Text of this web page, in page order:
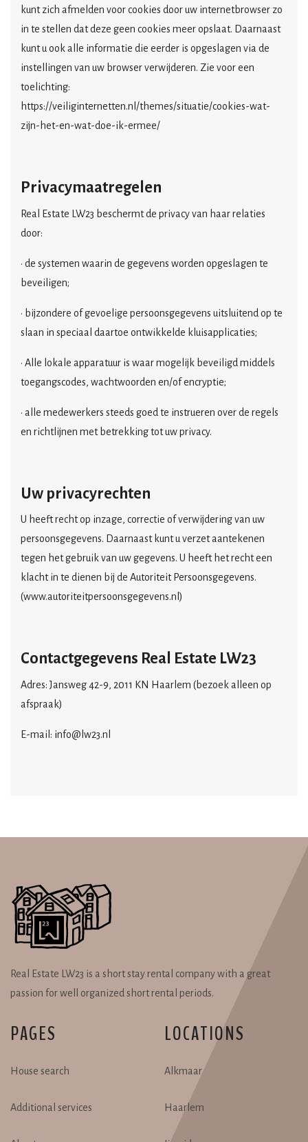
kunt zich afmelden voor cookies door uw internetbrowser zo
in te stellen dat deze geen cookies meer opslaat. Daarnaast
kunt u ook alle informatie die eerder is opgeslagen via de
instellingen van uw browser verwijderen. Zie voor een
toelichting:
https://veiliginternetten.nl/themes/situatie/cookies-wat-
zijn-het-en-wat-doe-ik-ermee/
Privacymaatregelen
Real Estate LW23 beschermt de privacy van haar relaties
door:
• de systemen waarin de gegevens worden opgeslagen te
beveiligen;
• bijzondere of gevoelige persoonsgegevens uitsluitend op te
slaan in speciaal daartoe ontwikkelde kluisapplicaties;
• Alle lokale apparatuur is waar mogelijk beveiligd middels
toegangscodes, wachtwoorden en/of encryptie;
• alle medewerkers steeds goed te instrueren over de regels
en richtlijnen met betrekking tot uw privacy.
Uw privacyrechten
U heeft recht op inzage, correctie of verwijdering van uw
persoonsgegevens. Daarnaast kunt u verzet aantekenen
tegen het gebruik van uw gegevens. U heeft het recht een
klacht in te dienen bij de Autoriteit Persoonsgegevens.
(www.autoriteitpersoonsgegevens.nl)
Contactgegevens Real Estate LW23
Adres: Jansweg 42-9, 2011 KN Haarlem (bezoek alleen op
afspraak)
E-mail: info@lw23.nl
Real Estate LW23 is a short stay rental company with a great
passion for well organized short rental periods.
PAGES
House search
Additional services
LOCATIONS
Alkmaar
Haarlem